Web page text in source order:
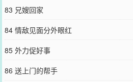
83 兄嫂回家
84 情敌见面分外眼红
85 外力促好事
86 送上门的帮手